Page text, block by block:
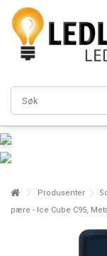
Produsenter
pære - Ice Cube C95,